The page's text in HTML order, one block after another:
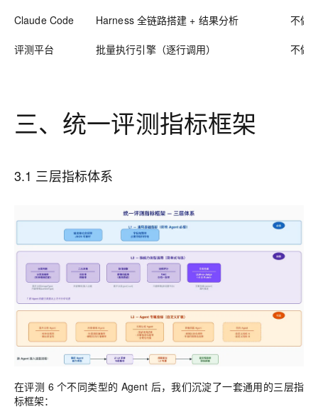
Claude Code Harness 全链路搭建 + 结果分析 不做
评测平台 批量执行引擎（逐行调用） 不做
三、统一评测指标框架
3.1 三层指标体系
在评测 6 个不同类型的 Agent 后，我们沉淀了一套通用的三层指
标框架：